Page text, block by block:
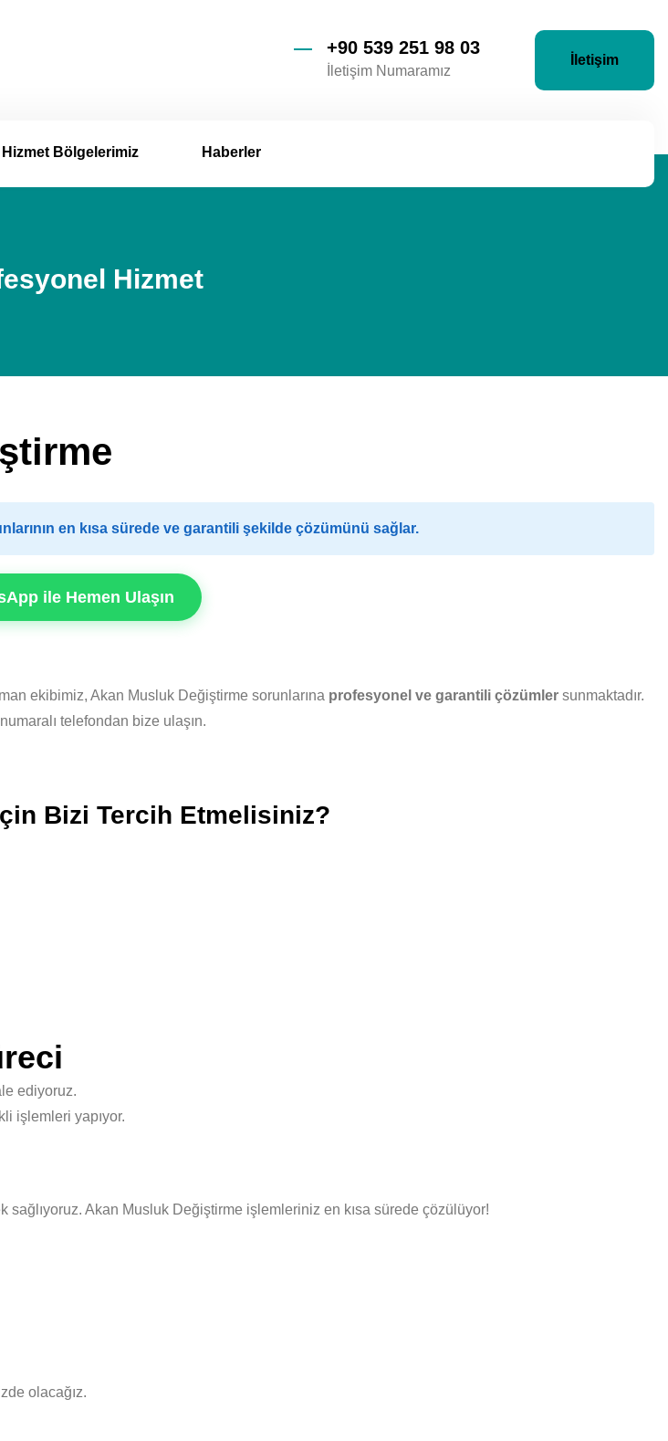
+90 539 251 98 03
İletişim Numaramız
İletişim
Hizmet Bölgelerimiz Haberler
Hizmet
en kısa sürede ve garantili şekilde çözümünü sağlar.
ile Hemen Ulaşın
ekibimiz, Akan Musluk Değiştirme sorunlarına profesyonel ve garantili çözümler sunmaktadır.
numaralı telefondan bize ulaşın.
Bizi Tercih Etmelisiniz?
ediyoruz.
işlemleri yapıyor.
Akan Musluk Değiştirme işlemleriniz en kısa sürede çözülüyor!
olacağız.